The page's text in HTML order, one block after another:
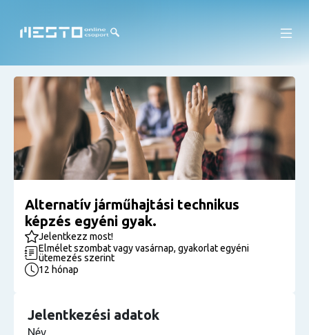
Alternatív járműhajtási technikus
képzés egyéni gyak.
Jelentkezz most!
Elmélet szombat vagy vasárnap, gyakorlat egyéni
ütemezés szerint
12 hónap
Jelentkezési adatok
Név